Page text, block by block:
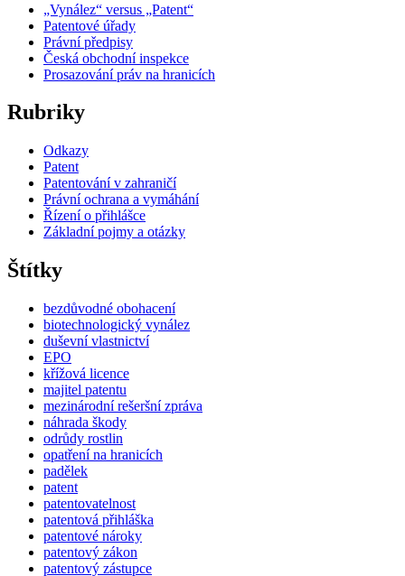
„Vynález“ versus „Patent“
Patentové úřady
Právní předpisy
Česká obchodní inspekce
Prosazování práv na hranicích
Rubriky
Odkazy
Patent
Patentování v zahraničí
Právní ochrana a vymáhání
Řízení o přihlášce
Základní pojmy a otázky
Štítky
bezdůvodné obohacení
biotechnologický vynález
duševní vlastnictví
EPO
křížová licence
majitel patentu
mezinárodní rešeršní zpráva
náhrada škody
odrůdy rostlin
opatření na hranicích
padělek
patent
patentovatelnost
patentová přihláška
patentové nároky
patentový zákon
patentový zástupce